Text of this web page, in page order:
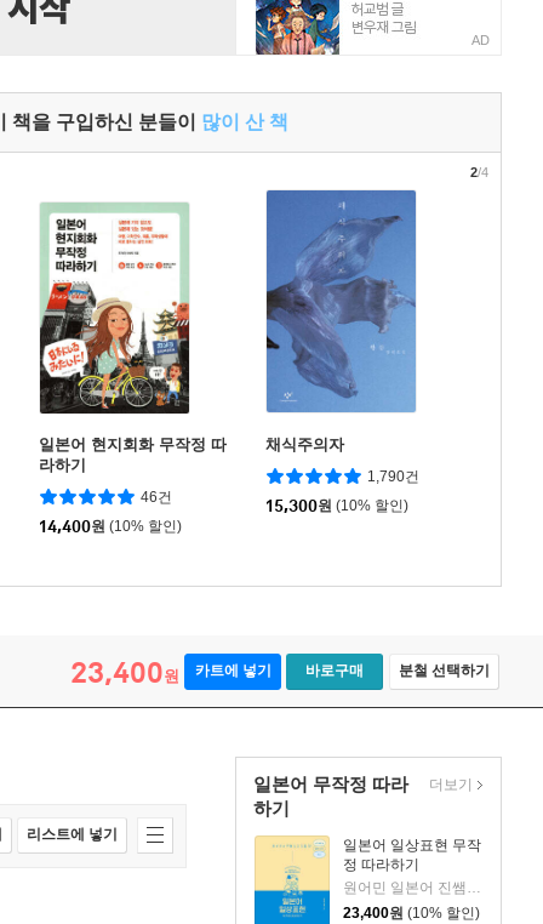
AD
책을 구입하신 분들이 많이 산 책
일본어 현지회화 무작정 따
라하기
46건
14,400원 (10% 할인)
채식주의자
1,790건
15,300원 (10% 할인)
2/4
23,400원 카트에 넣기 바로구매 분철 선택하기
일본어 무작정 따라
하기
일본어 일상표현 무작
정 따라하기
원어민 일본어 진쌤 저
23,400원 (10% 할인)
더보기
리스트에 넣기